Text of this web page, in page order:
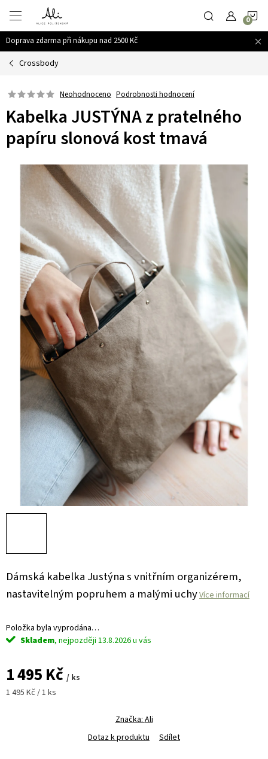
obsah
Doprava zdarma při nákupu nad 2500 Kč
Crossbody
Neohodnoceno Podrobnosti hodnocení
Kabelka JUSTÝNA z pratelného
papíru slonová kost tmavá
Dámská kabelka Justýna s vnitřním organizérem,
nastavitelným popruhem a malými uchyVíce informací
Položka byla vyprodána…
Skladem
13.8.2026
1 495 Kč / ks
Měrná
1 495 Kč / 1 ks
Značka: Ali
Dotaz k produktu
Sdílet